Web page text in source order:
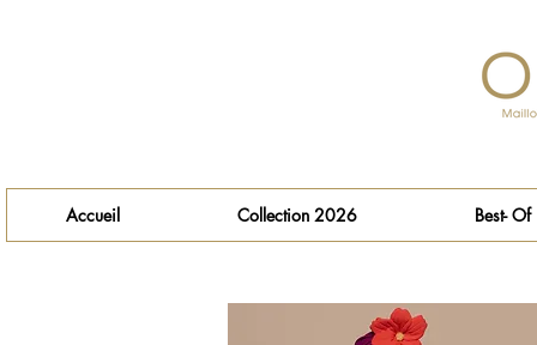
Accueil Collection 2026 Best- Of